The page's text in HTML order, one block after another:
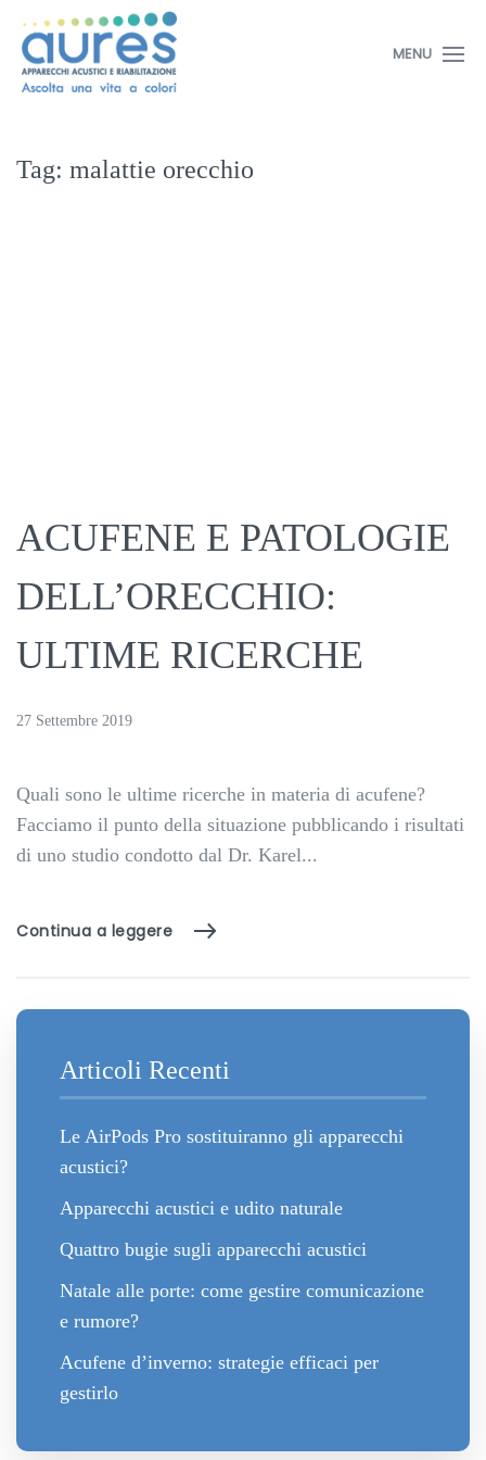
MENU
Tag: malattie orecchio
ACUFENE E PATOLOGIE
DELL’ORECCHIO:
ULTIME RICERCHE
27 Settembre 2019
Quali sono le ultime ricerche in materia di acufene?
Facciamo il punto della situazione pubblicando i risultati
di uno studio condotto dal Dr. Karel...
Continua a leggere
Articoli Recenti
Le AirPods Pro sostituiranno gli apparecchi
acustici?
Apparecchi acustici e udito naturale
Quattro bugie sugli apparecchi acustici
Natale alle porte: come gestire comunicazione
e rumore?
Acufene d’inverno: strategie efficaci per
gestirlo